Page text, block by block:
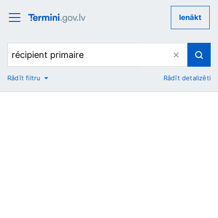
Ienākt
No
Rādīt filtru Rādīt detalizēti